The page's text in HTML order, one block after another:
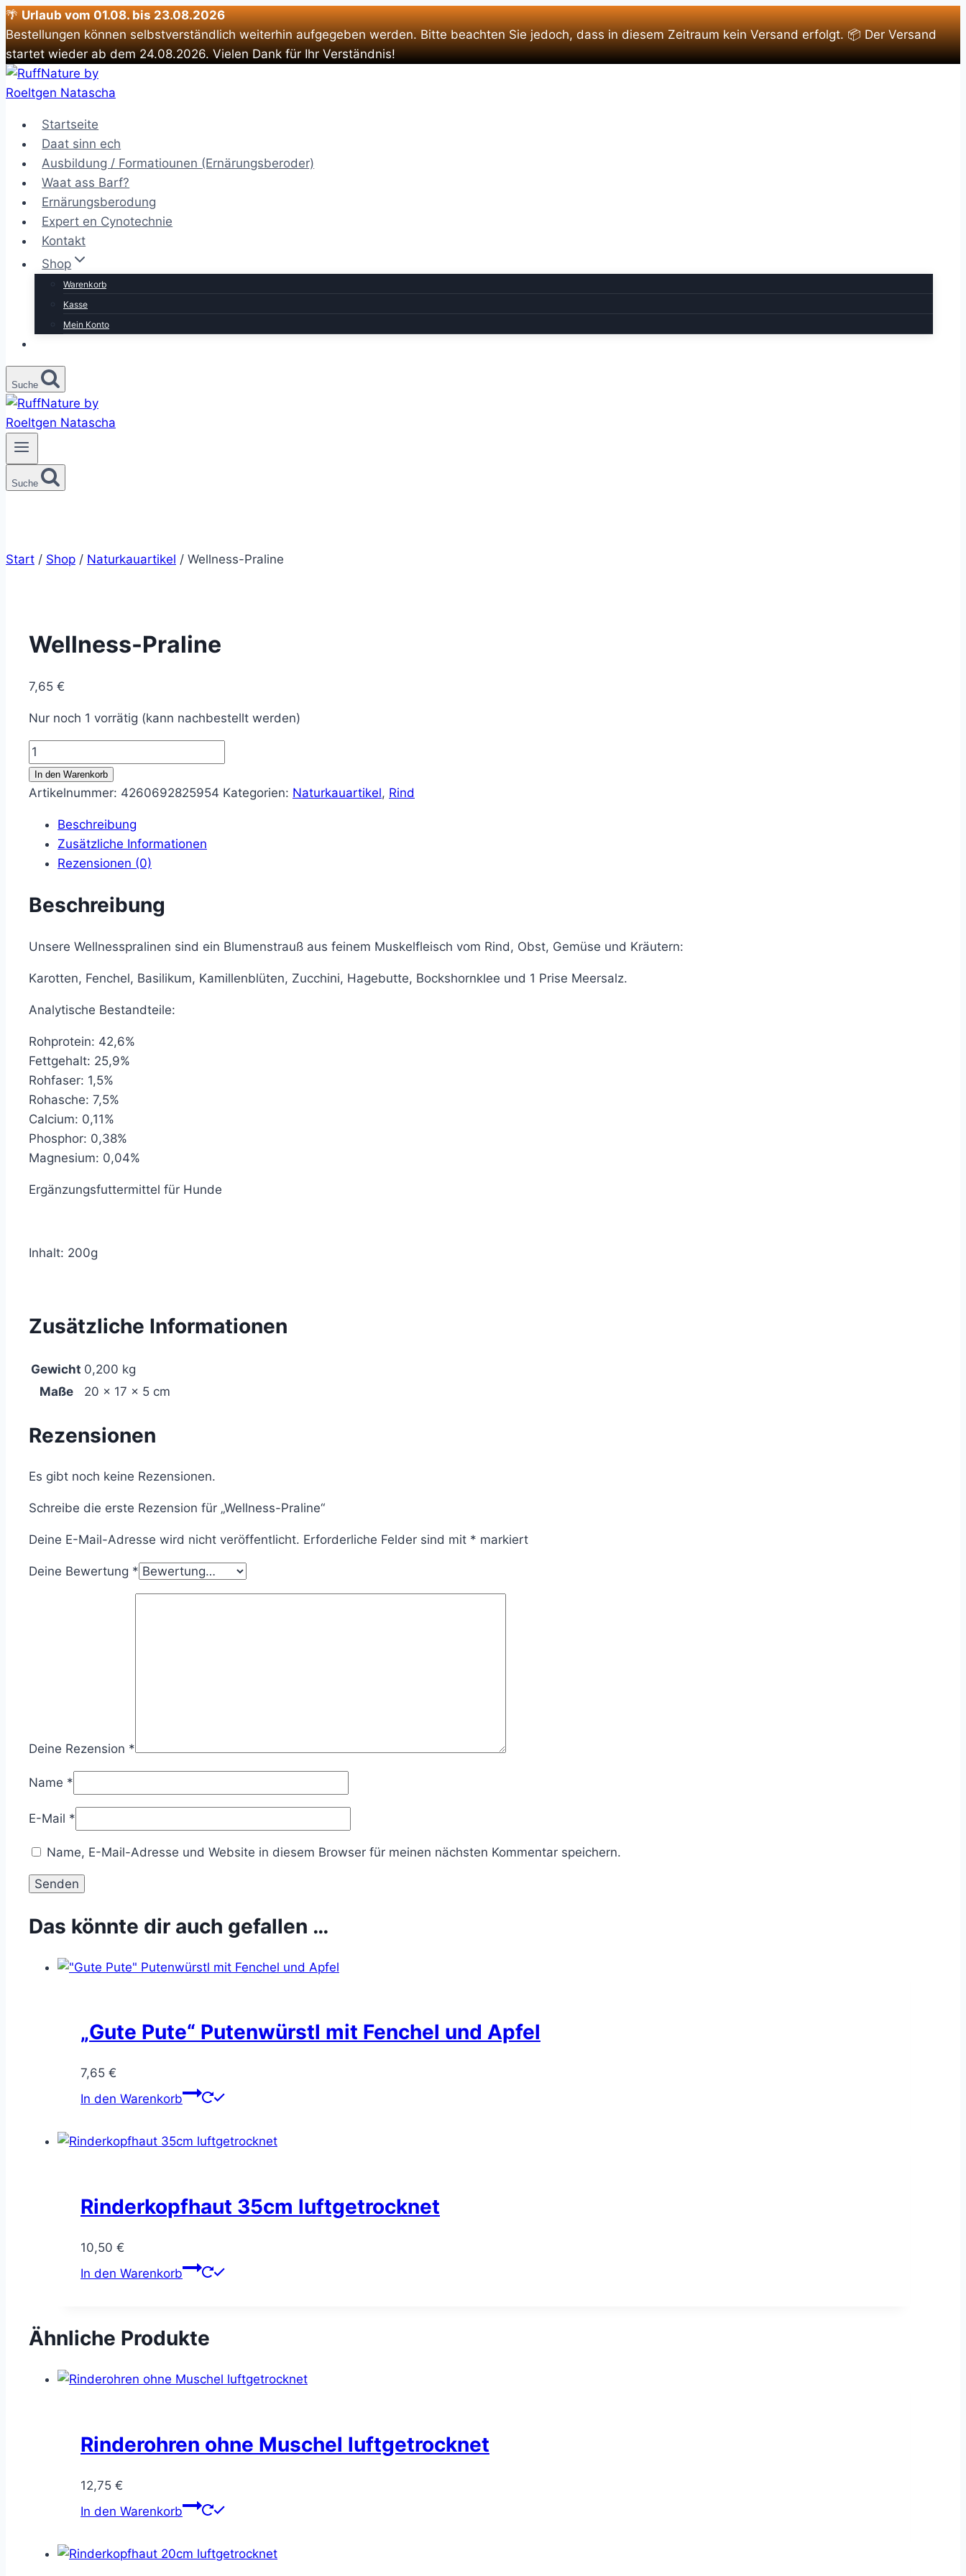
🌴Urlaub vom 01.08. bis 23.08.2026
Bestellungen können selbstverständlich weiterhin aufgegeben werden. Bitte beachten Sie jedoch, dass in diesem Zeitraum kein Versand erfolgt. 📦 Der Versand
startet wieder ab dem 24.08.2026. Vielen Dank für Ihr Verständnis!
Zum
Inhalt
Startseite
Daat sinn ech
Ausbildung / Formatiounen (Ernärungsberoder)
Waat ass Barf?
Ernärungsberodung
Expert en Cynotechnie
Kontakt
Shop
Warenkorb
Kasse
Mein Konto
Suche
Suche
Start / Shop / Naturkauartikel / Wellness-Praline
Wellness-Praline
7,65 €
Nur noch 1 vorrätig (kann nachbestellt werden)
Wellness-
Praline
Menge
In den Warenkorb
Artikelnummer: 4260692825954 Kategorien: Naturkauartikel, Rind
Beschreibung
Zusätzliche Informationen
Rezensionen (0)
Beschreibung
Unsere Wellnesspralinen sind ein Blumenstrauß aus feinem Muskelfleisch vom Rind, Obst, Gemüse und Kräutern:
Karotten, Fenchel, Basilikum, Kamillenblüten, Zucchini, Hagebutte, Bockshornklee und 1 Prise Meersalz.
Analytische Bestandteile:
Rohprotein: 42,6%
Fettgehalt: 25,9%
Rohfaser: 1,5%
Rohasche: 7,5%
Calcium: 0,11%
Phosphor: 0,38%
Magnesium: 0,04%
Ergänzungsfuttermittel für Hunde
Inhalt: 200g
Zusätzliche Informationen
Gewicht 0,200 kg
Maße
20 × 17 × 5 cm
Rezensionen
Es gibt noch keine Rezensionen.
Schreibe die erste Rezension für „Wellness-Praline“
Deine E-Mail-Adresse wird nicht veröffentlicht. Erforderliche Felder sind mit * markiert
Deine Bewertung *
Deine Rezension *
Name *
E-Mail *
Name, E-Mail-Adresse und Website in diesem Browser für meinen nächsten Kommentar speichern.
Das könnte dir auch gefallen …
„Gute Pute“ Putenwürstl mit Fenchel und Apfel
7,65 €
In den Warenkorb
Rinderkopfhaut 35cm luftgetrocknet
10,50 €
In den Warenkorb
Ähnliche Produkte
Rinderohren ohne Muschel luftgetrocknet
12,75 €
In den Warenkorb